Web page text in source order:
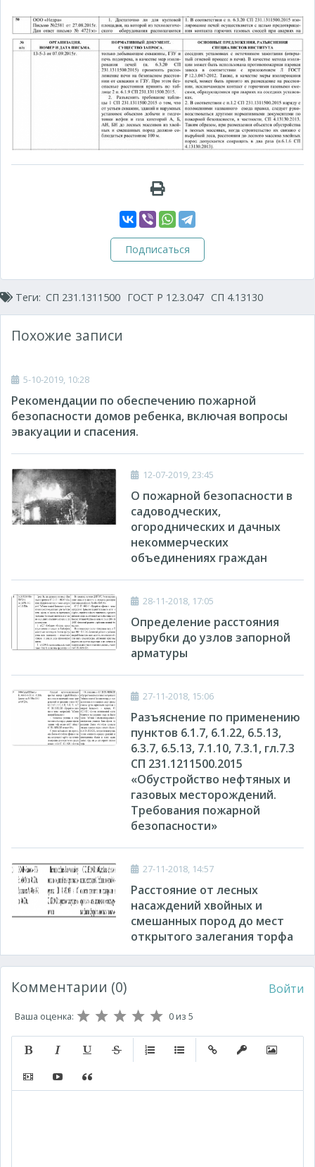
Подписаться
Теги: СП 231.1311500 ГОСТ Р 12.3.047 СП 4.13130
Похожие записи
5-10-2019, 10:28
Рекомендации по обеспечению пожарной
безопасности домов ребенка, включая вопросы
эвакуации и спасения.
12-07-2019, 23:45
О пожарной безопасности в
садоводческих,
огороднических и дачных
некоммерческих
объединениях граждан
28-11-2018, 17:05
Определение расстояния
вырубки до узлов запорной
арматуры
27-11-2018, 15:06
Разъяснение по применению
пунктов 6.1.7, 6.1.22, 6.5.13,
6.3.7, 6.5.13, 7.1.10, 7.3.1, гл.7.3
СП 231.1211500.2015
«Обустройство нефтяных и
газовых месторождений.
Требования пожарной
безопасности»
27-11-2018, 14:57
Расстояние от лесных
насаждений хвойных и
смешанных пород до мест
открытого залегания торфа
Комментарии (0) Войти
Ваша оценка: 0из 5